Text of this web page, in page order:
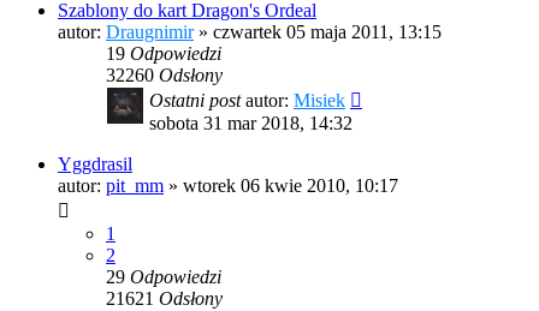
Szablony do kart Dragon's Ordeal
autor: Draugnimir» czwartek 05 maja 2011, 13:15
19 Odpowiedzi
32260 Odsłony
Ostatni postautor: Misiek
sobota 31 mar 2018, 14:32
Yggdrasil
autor: pit_mm » wtorek 06 kwie 2010, 10:17
1
2
29 Odpowiedzi
21621 Odsłony